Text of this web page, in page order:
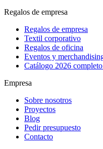
Regalos de empresa
Regalos de empresa
Textil corporativo
Regalos de oficina
Eventos y
Catálogo 2026 completo
Empresa
Sobre nosotros
Proyectos
Blog
Pedir presupuesto
Contacto